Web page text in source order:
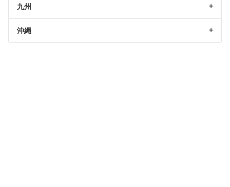
九州
沖縄